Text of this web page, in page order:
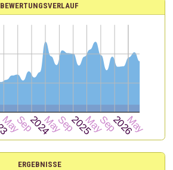
BEWERTUNGSVERLAUF
ERGEBNISSE